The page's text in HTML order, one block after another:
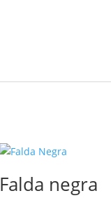
Falda negra